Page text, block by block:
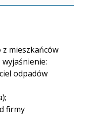
mieszkańców
odpadów
firmy